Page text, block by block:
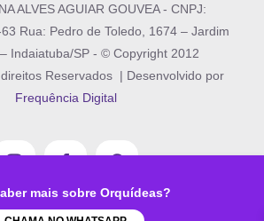
mais sobre Orquídeas?
ALVES AGUIAR GOUVEA - CNPJ:
Rua: Pedro de Toledo, 1674 – Jardim
Indaiatuba/SP - © Copyright 2012
Reservados | Desenvolvido por
Frequência Digital